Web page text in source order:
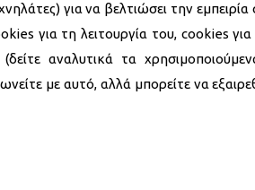
για να βελτιώσει την
για τη λειτουργία του, cookies
αναλυτικά τα
με αυτό, αλλά μπορείτε να